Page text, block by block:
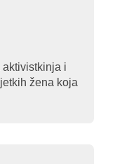
i
žena koja